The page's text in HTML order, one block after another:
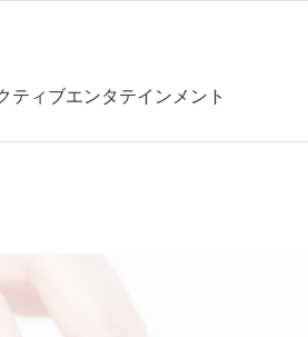
ティブエンタテインメント